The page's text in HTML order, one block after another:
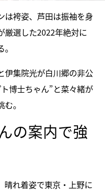
は袴姿、芦田は振袖を身
厳選した2022年絶対に
伊集院光が白川郷の非公
博士ちゃん”と菜々緒が
。
の案内で強
晴れ着姿で東京・上野に